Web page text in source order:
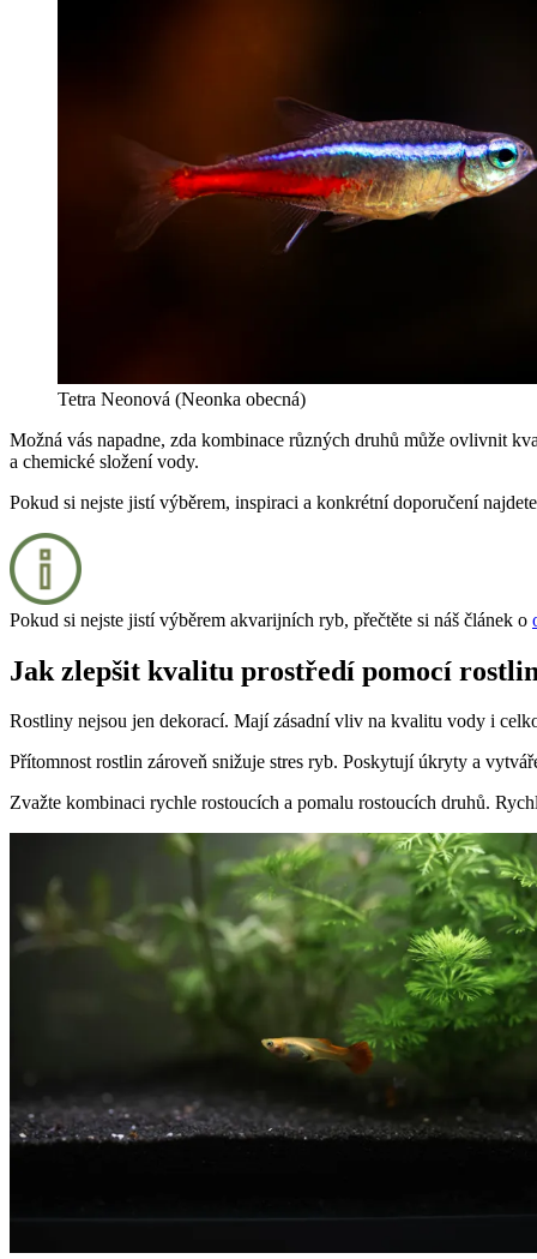
Tetra Neonová (Neonka obecná)
Možná vás napadne, zda kombinace různých druhů může ovlivnit
a chemické složení vody.
Pokud si nejste jistí výběrem, inspiraci a konkrétní doporučení
Pokud si nejste jistí výběrem akvarijních ryb, přečtěte si náš článek o
Jak zlepšit kvalitu prostředí pomocí
Rostliny nejsou jen dekorací. Mají zásadní vliv na kvalitu vody i
Přítomnost rostlin zároveň snižuje stres ryb. Poskytují úkryty a
Zvažte kombinaci rychle rostoucích a pomalu rostoucích druhů.